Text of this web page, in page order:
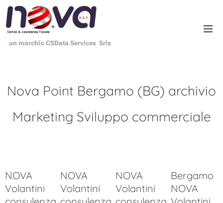
un marchio CSData Services Srls
Nova Point Bergamo (BG) archivio
Marketing Sviluppo commerciale
NOVA
Volantini
NOVA
Volantini
NOVA
Volantini
Bergamo
NOVA